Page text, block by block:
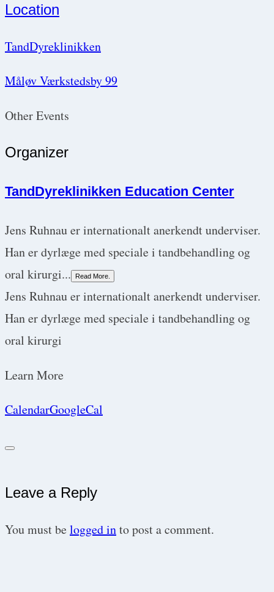
Location
TandDyreklinikken
Måløv Værkstedsby 99
Other Events
Organizer
TandDyreklinikken Education Center
Jens Ruhnau er internationalt anerkendt underviser.
Han er dyrlæge med speciale i tandbehandling og
oral kirurgi...
Read More.
Jens Ruhnau er internationalt anerkendt underviser.
Han er dyrlæge med speciale i tandbehandling og
oral kirurgi
Learn More
CalendarGoogleCal
Leave a Reply
You must belogged into post a comment.